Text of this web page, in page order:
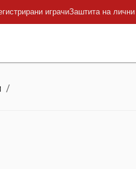
играчиЗаштита на
/